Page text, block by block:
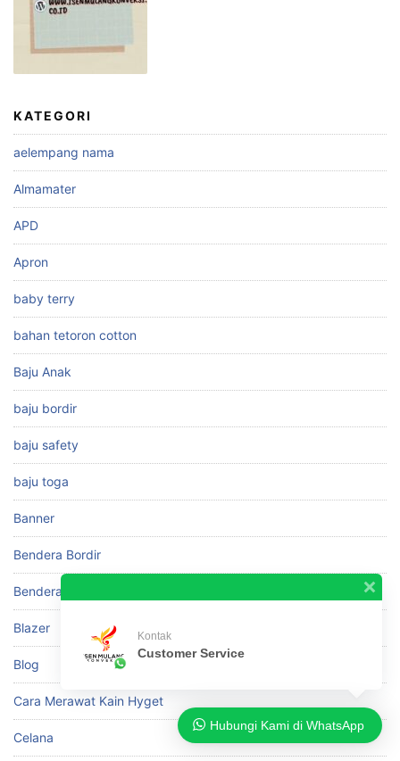
KATEGORI
aelempang nama
Almamater
APD
Apron
baby terry
bahan tetoron cotton
Baju Anak
baju bordir
baju safety
baju toga
Banner
Bendera Bordir
Bendera Printing
Blazer
Blog
Cara Merawat Kain Hyget
Celana
Kontak
Customer Service
Hubungi Kami di WhatsApp